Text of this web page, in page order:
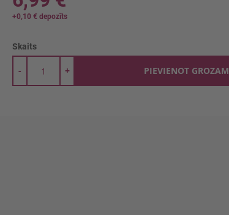
+0,10 € depozīts
Skaits
+
- PIEVIENOT GROZAM